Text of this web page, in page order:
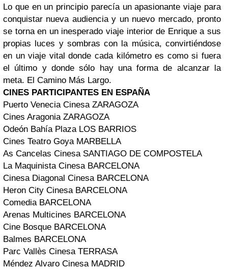
Lo que en un principio parecía un apasionante viaje para
conquistar nueva audiencia y un nuevo mercado, pronto
se torna en un inesperado viaje interior de Enrique a sus
propias luces y sombras con la música, convirtiéndose
en un viaje vital donde cada kilómetro es como si fuera
el último y donde sólo hay una forma de alcanzar la
meta. El Camino Más Largo.
CINES PARTICIPANTES EN ESPAÑA
Puerto Venecia Cinesa ZARAGOZA
Cines Aragonia ZARAGOZA
Odeón Bahía Plaza LOS BARRIOS
Cines Teatro Goya MARBELLA
As Cancelas Cinesa SANTIAGO DE COMPOSTELA
La Maquinista Cinesa BARCELONA
Cinesa Diagonal Cinesa BARCELONA
Heron City Cinesa BARCELONA
Comedia BARCELONA
Arenas Multicines BARCELONA
Cine Bosque BARCELONA
Balmes BARCELONA
Parc Vallès Cinesa TERRASA
Méndez Alvaro Cinesa MADRID